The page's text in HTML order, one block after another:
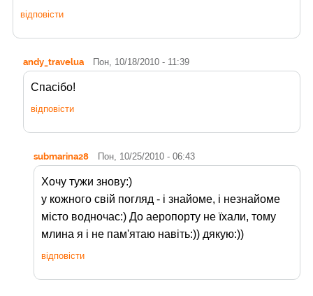
відповісти
andy_travelua Пон, 10/18/2010 - 11:39
Спасібо!
відповісти
submarina28 Пон, 10/25/2010 - 06:43
Хочу тужи знову:)
у кожного свій погляд - і знайоме, і незнайоме
місто водночас:) До аеропорту не їхали, тому
млина я і не пам'ятаю навіть:)) дякую:))
відповісти